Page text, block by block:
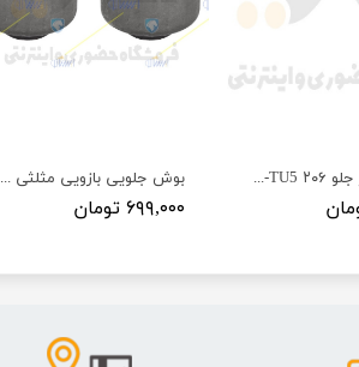
بوش جلویی بازویی مثلثی ۲۰۶ TU5-TU3 پژو - ISACO - ایساکو-گارانتی پلاس
۶۹۹,۰۰۰ تومان
میل موجگیر جلو ۲۰۶ TU3-TU5 پژو - ISACO - ایساکو آبی-گارانتی پلاس